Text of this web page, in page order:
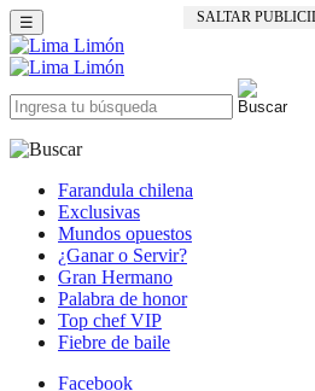
SALTAR
☰
Farandula chilena
Exclusivas
Mundos opuestos
¿Ganar o Servir?
Gran Hermano
Palabra de honor
Top chef VIP
Fiebre de baile
Facebook